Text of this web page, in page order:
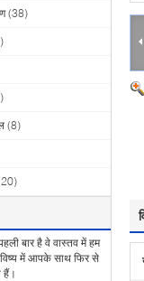
(38)
(8)
बार है वे वास्तव में हम
में आपके साथ फिर से
हैं।